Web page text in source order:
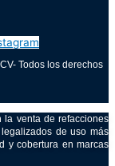
Todos los derechos
la venta de refacciones
de uso más
y cobertura en marcas